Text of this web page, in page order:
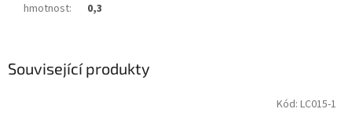
Související produkty
Kód: LC015-1
hmotnost: 0,3